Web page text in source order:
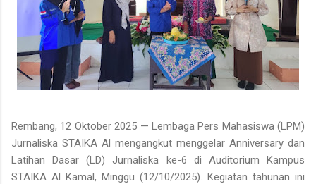
Rembang, 12 Oktober 2025 — Lembaga Pers Mahasiswa (LPM)
Jurnaliska STAIKA Al mengangkut menggelar Anniversary dan
Latihan Dasar (LD) Jurnaliska ke-6 di Auditorium Kampus
STAIKA Al Kamal, Minggu (12/10/2025). Kegiatan tahunan ini